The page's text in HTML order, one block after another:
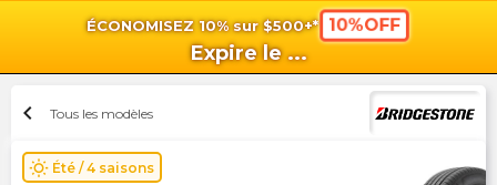
ÉCONOMISEZ 10% sur $500+* 10%OFF
Expire le ...
chevron_left Tous les modèles
wb_sunny Été / 4 saisons